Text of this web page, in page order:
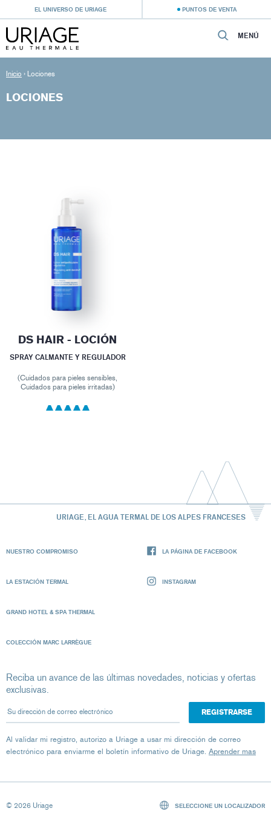
EL UNIVERSO DE URIAGE PUNTOS DE VENTA
MENÚ
Inicio › Lociones
LOCIONES
DS HAIR - LOCIÓN
SPRAY CALMANTE Y REGULADOR
(Cuidados para pieles sensibles,
Cuidados para pieles irritadas)
URIAGE, EL AGUA TERMAL DE LOS ALPES FRANCESES
NUESTRO COMPROMISO
LA ESTACIÓN TERMAL
GRAND HOTEL & SPA THERMAL
COLECCIÓN MARC LARRÈGUE
LA PÁGINA DE FACEBOOK
INSTAGRAM
Reciba un avance de las últimas novedades, noticias y ofertas
exclusivas.
Su dirección de correo electrónico
Al validar mi registro, autorizo ​​a Uriage a usar mi dirección de correo
electrónico para enviarme el boletín informativo de Uriage. Aprender mas
© 2026 Uriage SELECCIONE UN LOCALIZADOR